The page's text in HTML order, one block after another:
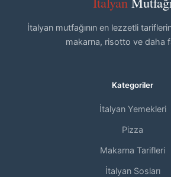
İtalyan mutfağının en lezzetli
makarna, risotto ve daha
Kategoriler
İtalyan Yemekleri
Pizza
Makarna Tarifleri
İtalyan Sosları